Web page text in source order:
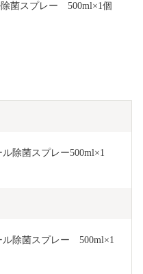
菌スプレー 500ml×1個
除菌スプレー500ml×1
除菌スプレー　500ml×1